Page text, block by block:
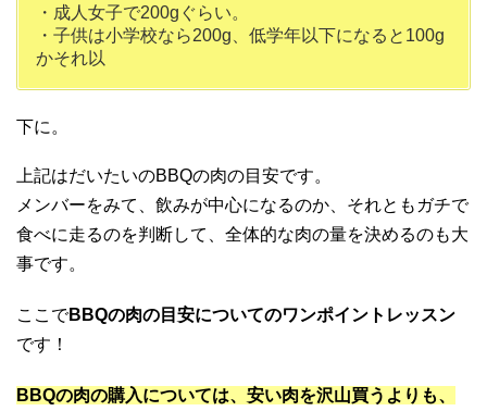
・成人女子で200gぐらい。
・子供は小学校なら200g、低学年以下になると100g
かそれ以
下に。
上記はだいたいのBBQの肉の目安です。
メンバーをみて、飲みが中心になるのか、それともガチで
食べに走るのを判断して、全体的な肉の量を決めるのも大
事です。
ここでBBQの肉の目安についてのワンポイントレッスン
です！
BBQの肉の購入については、安い肉を沢山買うよりも、